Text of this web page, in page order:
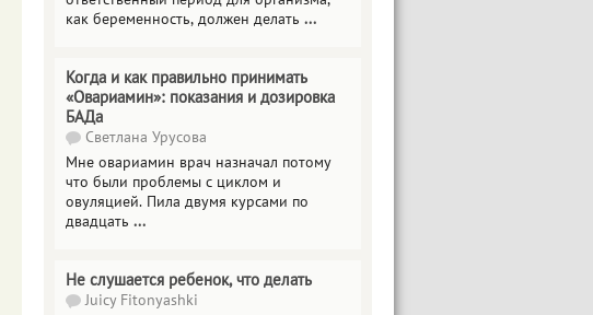
как беременность, должен делать ...
Когда и как правильно принимать
«Овариамин»: показания и дозировка
БАДа
Светлана Урусова
Мне овариамин врач назначал потому
что были проблемы с циклом и
овуляцией. Пила двумя курсами по
двадцать ...
Не слушается ребенок, что делать
Juicy Fitonyashki